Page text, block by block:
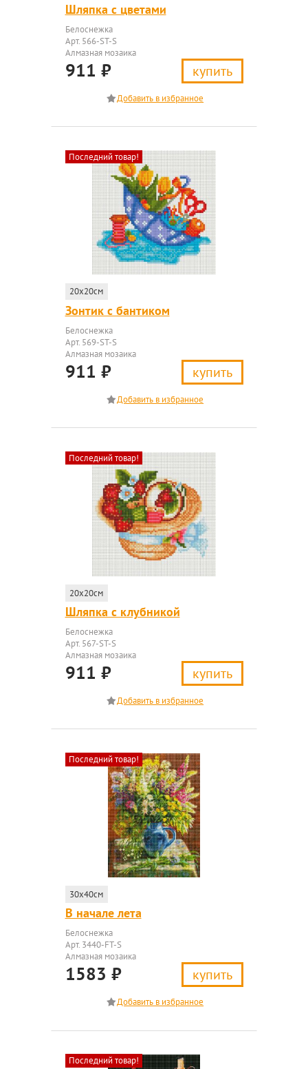
Шляпка с цветами
Белоснежка
Арт. 566-ST-S
Алмазная мозаика
911 ₽ купить
Последний товар!
20x20см
Зонтик с бантиком
Белоснежка
Арт. 569-ST-S
Алмазная мозаика
911 ₽ купить
Последний товар!
20x20см
Шляпка с клубникой
Белоснежка
Арт. 567-ST-S
Алмазная мозаика
911 ₽ купить
Последний товар!
30x40см
В начале лета
Белоснежка
Арт. 3440-FT-S
Алмазная мозаика
1583 ₽ купить
Последний товар!